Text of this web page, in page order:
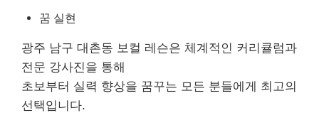
꿈 실현
광주 남구 대촌동 보컬 레슨은 체계적인 커리큘럼과
전문 강사진을 통해
초보부터 실력 향상을 꿈꾸는 모든 분들에게 최고의
선택입니다.